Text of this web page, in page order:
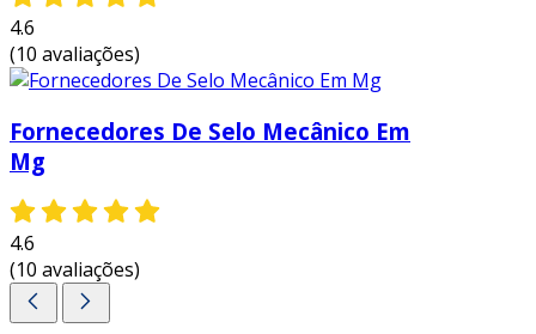
4.6
(10 avaliações)
Fornecedores De Selo Mecânico Em
Mg
4.6
(10 avaliações)